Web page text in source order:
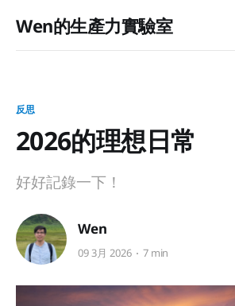
Wen的生產力實驗室
反思
2026的理想日常
好好記錄一下！
Wen
09 3月 2026 7 min